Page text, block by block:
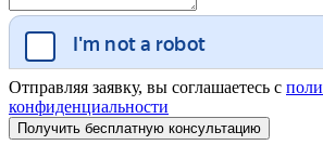
Отправляя заявку, вы соглашаетесь с
конфиденциальности